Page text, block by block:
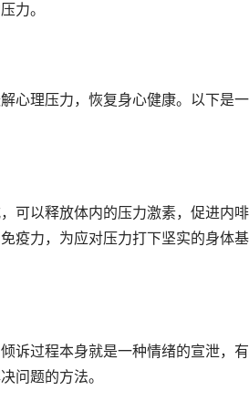
力。
理压力，恢复身心健康。以下是
以释放体内的压力激素，促进内
疫力，为应对压力打下坚实的身体基
过程本身就是一种情绪的宣泄，
问题的方法。